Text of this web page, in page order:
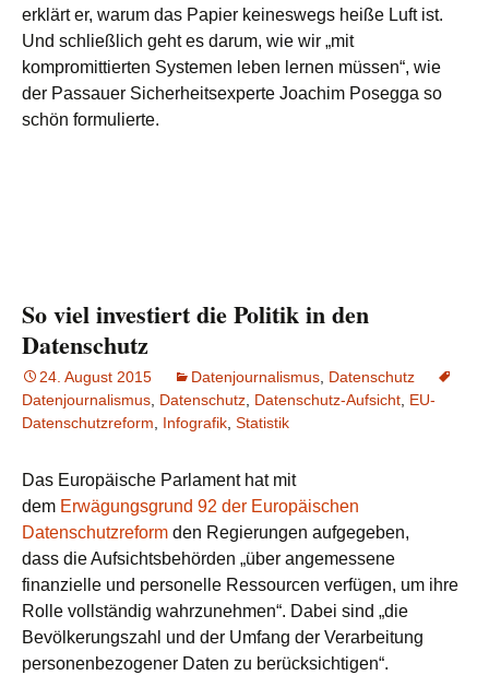
erklärt er, warum das Papier keineswegs heiße Luft ist.
Und schließlich geht es darum, wie wir „mit
kompromittierten Systemen leben lernen müssen“, wie
der Passauer Sicherheitsexperte Joachim Posegga so
schön formulierte.
So viel investiert die Politik in den
Datenschutz
24. August 2015 Datenjournalismus, Datenschutz
Datenjournalismus, Datenschutz, Datenschutz-Aufsicht, EU-
Datenschutzreform, Infografik, Statistik
Das Europäische Parlament hat mit
dem Erwägungsgrund 92 der Europäischen
Datenschutzreform den Regierungen aufgegeben,
dass die Aufsichtsbehörden „über angemessene
finanzielle und personelle Ressourcen verfügen, um ihre
Rolle vollständig wahrzunehmen“. Dabei sind „die
Bevölkerungszahl und der Umfang der Verarbeitung
personenbezogener Daten zu berücksichtigen“.